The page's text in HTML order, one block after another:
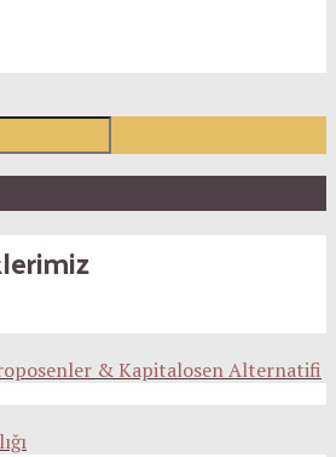
& Kapitalosen Alternatifi